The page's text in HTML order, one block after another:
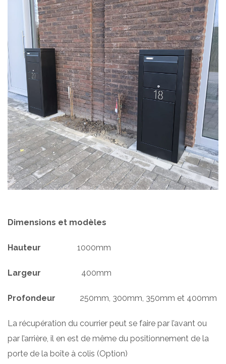
Dimensions et modèles
Hauteur 1000mm
Largeur 400mm
Profondeur 250mm, 300mm, 350mm et 400mm
La récupération du courrier peut se faire par l’avant ou
par l’arrière, il en est de même du positionnement de la
porte de la boîte à colis (Option)